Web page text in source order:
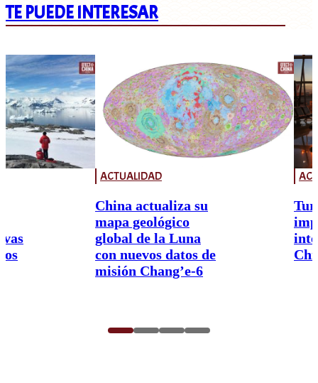
TE PUEDE INTERESAR
ACTUALIDAD
China actualiza su
mapa geológico
global de la Luna
con nuevos datos de
misión Chang’e-6